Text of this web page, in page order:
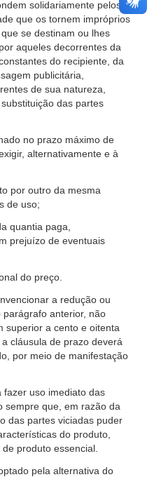
solidariamente pelos
que os tornem impróprios
se destinam ou lhes
aqueles decorrentes da
do recipiente, da
publicitária,
de sua natureza,
das partes
no prazo máximo de
alternativamente e à
por outro da mesma
de uso;
quantia paga,
prejuízo de eventuais
do preço.
a redução ou
anterior, não
superior a cento e oitenta
cláusula de prazo deverá
por meio de manifestação
fazer uso imediato das
sempre que, em razão da
das partes viciadas puder
do produto,
produto essencial.
pela alternativa do